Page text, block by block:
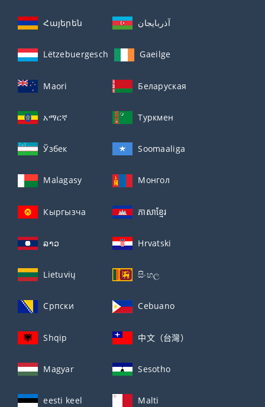
Հայերեն آذربايجان
Lëtzebuergesch Gaeilge
Maori Беларуская
አማርኛ Туркмен
Ўзбек Soomaaliga
Malagasy Монгол
Кыргызча ភាសាខ្មែរ
ລາວ Hrvatski
Lietuvių සිංහල
Српски Cebuano
Shqip 中文（台灣）
Magyar Sesotho
eesti keel Malti